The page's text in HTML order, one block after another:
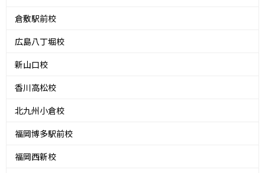
倉敷駅前校
広島八丁堀校
新山口校
香川高松校
北九州小倉校
福岡博多駅前校
福岡西新校